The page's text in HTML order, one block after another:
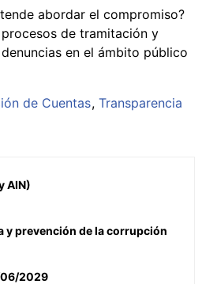
abordar el compromiso?
de tramitación y
en el ámbito público
de Cuentas Transparencia
AIN)
y prevención de la corrupción
2029